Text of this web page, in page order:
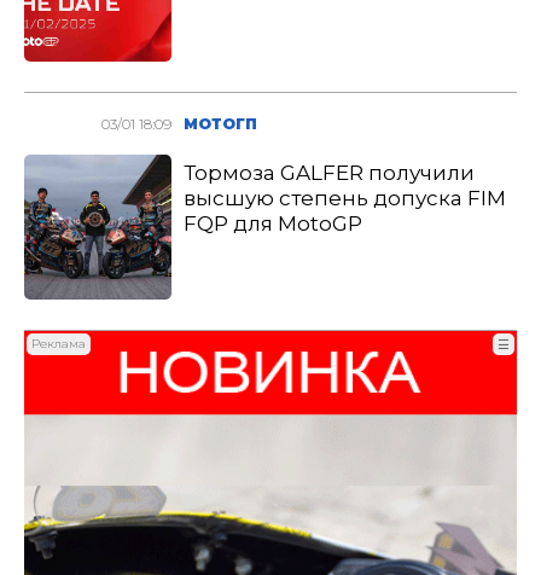
03/01 18:09 МОТОГП
Тормоза GALFER получили
высшую степень допуска FIM
FQP для MotoGP
Реклама ☰